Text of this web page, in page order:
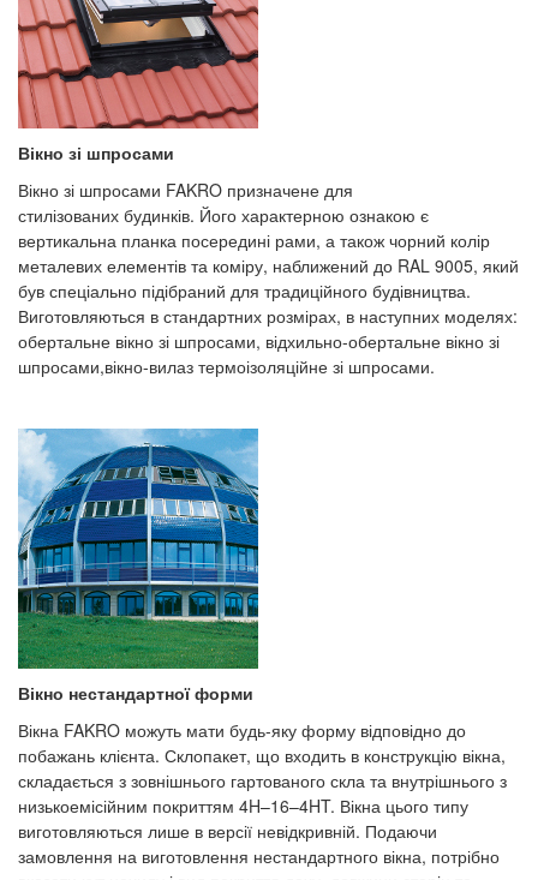
Вікно зі шпросами
Вікно зі шпросами FAKRO призначене для
стилізованих будинків. Його характерною ознакою є
вертикальна планка посередині рами, а також чорний колір
металевих елементів та коміру, наближений до RAL 9005, який
був спеціально підібраний для традиційного будівництва.
Виготовляються в стандартних розмірах, в наступних моделях:
обертальне вікно зі шпросами, відхильно-обертальне вікно зі
шпросами,вікно-вилаз термоізоляційне зі шпросами.
Вікно нестандартної форми
Вікна FAKRO можуть мати будь-яку форму відповідно до
побажань клієнта. Склопакет, що входить в конструкцію вікна,
складається з зовнішнього гартованого скла та внутрішнього з
низькоемісійним покриттям 4H–16–4HT. Вікна цього типу
виготовляються лише в версії невідкривній. Подаючи
замовлення на виготовлення нестандартного вікна, потрібно